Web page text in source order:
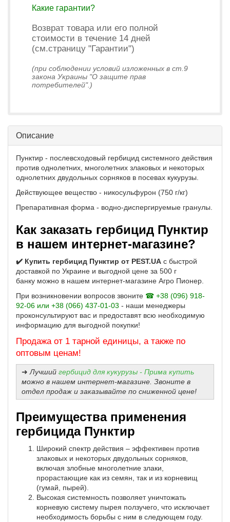
Какие гарантии?
Возврат товара или его полной
стоимости в течение 14 дней
(см.страницу "Гарантии")
(при соблюдении условий изложенных в ст.9
закона Украины "О защите прав
потребителей".)
Описание
Пунктир - послевсходовый гербицид системного действия
против однолетних, многолетних злаковых и некоторых
однолетних двудольных сорняков в посевах кукурузы.
Действующее вещество - никосульфурон (750 г/кг)
Препаративная форма - водно-диспергируемые гранулы.
Как заказать гербицид Пунктир
в нашем интернет-магазине?
✔️ Купить гербицид Пунктир от PEST.UA с быстрой
доставкой по Украине и выгодной цене за 500 г
банку можно в нашем интернет-магазине Агро Пионер.
При возникновении вопросов звоните ☎ +38 (096) 918-
92-06 или +38 (066) 437-01-03 - наши менеджеры
проконсультируют вас и предоставят всю необходимую
информацию для выгодной покупки!
Продажа от 1 тарной единицы, а также по
оптовым ценам!
➜ Лучший гербицид для кукурузы - Прима купить
можно в нашем интернет-магазине. Звоните в
отдел продаж и заказывайте по сниженной цене!
Преимущества применения
гербицида Пунктир
Широкий спектр действия – эффективен против
злаковых и некоторых двудольных сорняков,
включая злобные многолетние злаки,
прорастающие как из семян, так и из корневищ
(гумай, пырей).
Высокая системность позволяет уничтожать
корневую систему пырея ползучего, что исключает
необходимость борьбы с ним в следующем году.